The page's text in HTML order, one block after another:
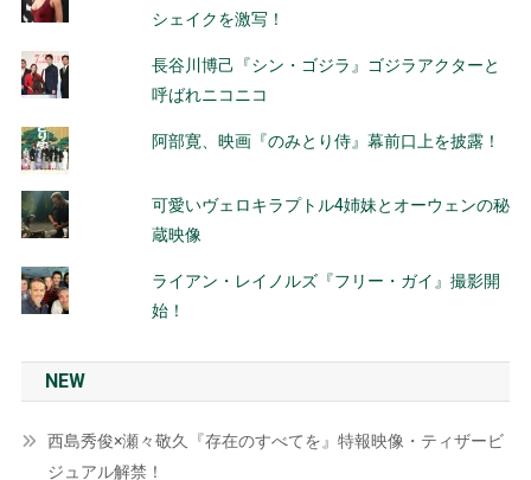
シェイクを激写！
長谷川博己『シン・ゴジラ』ゴジラアクターと
呼ばれニコニコ
阿部寛、映画『のみとり侍』幕前口上を披露！
可愛いヴェロキラプトル4姉妹とオーウェンの秘
蔵映像
ライアン・レイノルズ『フリー・ガイ』撮影開
始！
NEW
西島秀俊×瀬々敬久『存在のすべてを』特報映像・ティザービ
ジュアル解禁！